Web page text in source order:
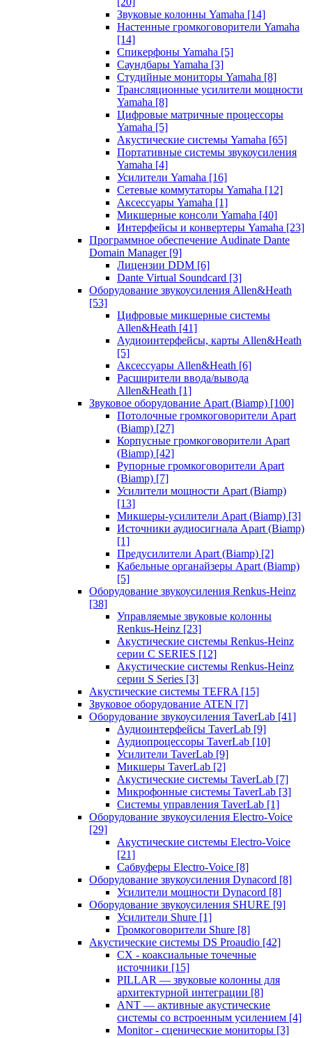
Звуковые колонны Yamaha [14]
Настенные громкоговорители Yamaha
[14]
Спикерфоны Yamaha [5]
Саундбары Yamaha [3]
Студийные мониторы Yamaha [8]
Трансляционные усилители мощности
Yamaha [8]
Цифровые матричные процессоры
Yamaha [5]
Акустические системы Yamaha [65]
Портативные системы звукоусиления
Yamaha [4]
Усилители Yamaha [16]
Сетевые коммутаторы Yamaha [12]
Аксессуары Yamaha [1]
Микшерные консоли Yamaha [40]
Интерфейсы и конвертеры Yamaha [23]
Программное обеспечение Audinate Dante
Domain Manager [9]
Лицензии DDM [6]
Dante Virtual Soundcard [3]
Оборудование звукоусиления Allen&Heath
[53]
Цифровые микшерные системы
Allen&Heath [41]
Аудиоинтерфейсы, карты Allen&Heath
[5]
Аксессуары Allen&Heath [6]
Расширители ввода/вывода
Allen&Heath [1]
Звуковое оборудование Apart (Biamp) [100]
Потолочные громкоговорители Apart
(Biamp) [27]
Корпусные громкоговорители Apart
(Biamp) [42]
Рупорные громкоговорители Apart
(Biamp) [7]
Усилители мощности Apart (Biamp)
[13]
Микшеры-усилители Apart (Biamp) [3]
Источники аудиосигнала Apart (Biamp)
[1]
Предусилители Apart (Biamp) [2]
Кабельные органайзеры Apart (Biamp)
[5]
Оборудование звукоусиления Renkus-Heinz
[38]
Управляемые звуковые колонны
Renkus-Heinz [23]
Акустические системы Renkus-Heinz
серии C SERIES [12]
Акустические системы Renkus-Heinz
серии S Series [3]
Акустические системы TEFRA [15]
Звуковое оборудование ATEN [7]
Оборудование звукоусиления TaverLab [41]
Аудиоинтерфейсы TaverLab [9]
Аудиопроцессоры TaverLab [10]
Усилители TaverLab [9]
Микшеры TaverLab [2]
Акустические системы TaverLab [7]
Микрофонные системы TaverLab [3]
Системы управления TaverLab [1]
Оборудование звукоусиления Electro-Voice
[29]
Акустические системы Electro-Voice
[21]
Сабвуферы Electro-Voice [8]
Оборудование звукоусиления Dynacord [8]
Усилители мощности Dynacord [8]
Оборудование звукоусиления SHURE [9]
Усилители Shure [1]
Громкоговорители Shure [8]
Акустические системы DS Proaudio [42]
CX - коаксиальные точечные
источники [15]
PILLAR — звуковые колонны для
архитектурной интеграции [8]
ANT — активные акустические
системы со встроенным усилением [4]
Monitor - сценические мониторы [3]